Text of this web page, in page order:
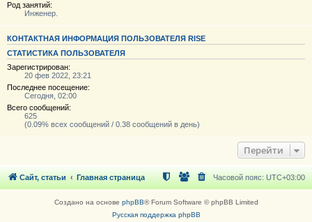
Род занятий:
Инженер.
КОНТАКТНАЯ ИНФОРМАЦИЯ ПОЛЬЗОВАТЕЛЯ RISE
СТАТИСТИКА ПОЛЬЗОВАТЕЛЯ
Зарегистрирован:
20 фев 2022, 23:21
Последнее посещение:
Сегодня, 02:00
Всего сообщений:
625
(0.09% всех сообщений / 0.38 сообщений в день)
Перейти
Сайт, статьи Главная страница Часовой пояс: UTC+03:00
Создано на основе phpBB® Forum Software © phpBB Limited
Русская поддержка phpBB